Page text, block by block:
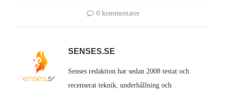
0 kommentarer
SENSES.SE
Senses redaktion har sedan 2008 testat och
recenserat teknik, underhållning och